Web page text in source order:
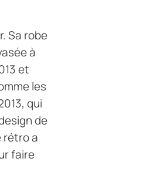
Sa robe
à
et
les
qui
de
rétro a
faire